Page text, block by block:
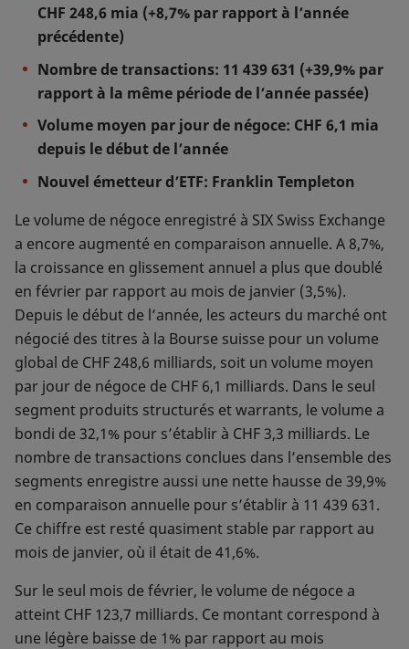
CHF 248,6 mia (+8,7% par rapport à l’année
précédente)
Nombre de transactions: 11 439 631 (+39,9% par
rapport à la même période de l’année passée)
Volume moyen par jour de négoce: CHF 6,1 mia
depuis le début de l’année
Nouvel émetteur d’ETF: Franklin Templeton
Le volume de négoce enregistré à SIX Swiss Exchange
a encore augmenté en comparaison annuelle. A 8,7%,
la croissance en glissement annuel a plus que doublé
en février par rapport au mois de janvier (3,5%).
Depuis le début de l’année, les acteurs du marché ont
négocié des titres à la Bourse suisse pour un volume
global de CHF 248,6 milliards, soit un volume moyen
par jour de négoce de CHF 6,1 milliards. Dans le seul
segment produits structurés et warrants, le volume a
bondi de 32,1% pour s’établir à CHF 3,3 milliards. Le
nombre de transactions conclues dans l’ensemble des
segments enregistre aussi une nette hausse de 39,9%
en comparaison annuelle pour s’établir à 11 439 631.
Ce chiffre est resté quasiment stable par rapport au
mois de janvier, où il était de 41,6%.
Sur le seul mois de février, le volume de négoce a
atteint CHF 123,7 milliards. Ce montant correspond à
une légère baisse de 1% par rapport au mois